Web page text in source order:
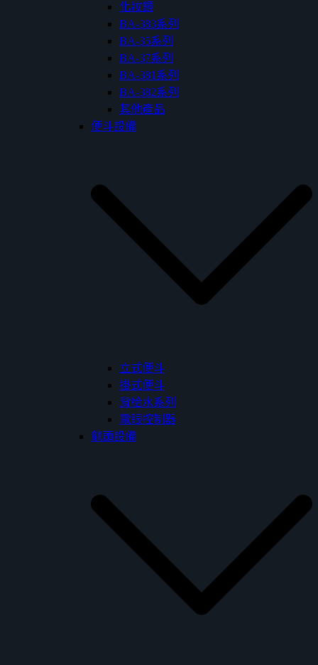
化妝鏡
BA-383系列
BA-35系列
BA-37系列
BA-381系列
BA-382系列
其他產品
便斗設備
立式便斗
掛式便斗
背給水系列
電眼控制器
龍頭設備